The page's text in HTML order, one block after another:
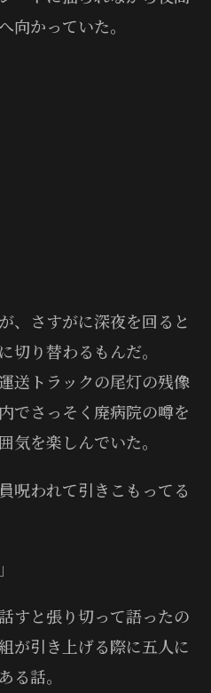
向かっていた。
、さすがに深夜を回ると
切り替わるもんだ。
送トラックの尾灯の残像
でさっそく廃病院の噂を
気を楽しんでいた。
呪われて引きこもってる
すと張り切って語ったの
が引き上げる際に五人に
る話。